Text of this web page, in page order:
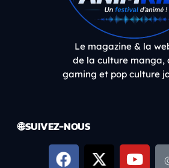
Le magazine & la
de la culture manga,
gaming et pop culture
🌐 SUIVEZ-NOUS